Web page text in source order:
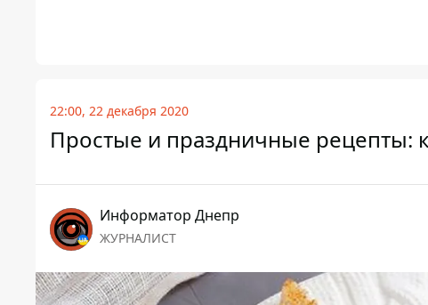
22:00, 22 декабря 2020
Простые и праздничные рецепты:
Информатор Днепр
ЖУРНАЛИСТ